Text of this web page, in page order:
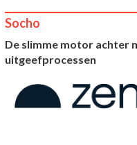
Socho
De slimme motor achter
uitgeefprocessen